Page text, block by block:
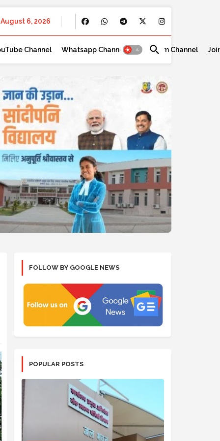
August 6, 2026
Channel Whatsapp Channel Telegram Channel
FOLLOW BY GOOGLE NEWS
POPULAR POSTS